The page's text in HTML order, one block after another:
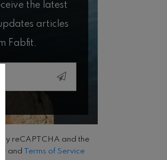
the latest
articles
Fabfit.
by reCAPTCHA and the
and
Terms of Service